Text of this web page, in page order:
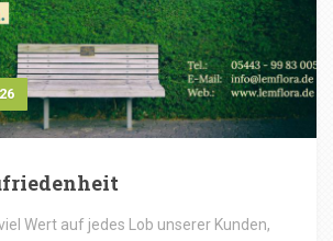
Wert auf jedes Lob unserer Kunden,